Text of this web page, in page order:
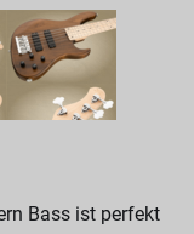
Bass ist perfekt